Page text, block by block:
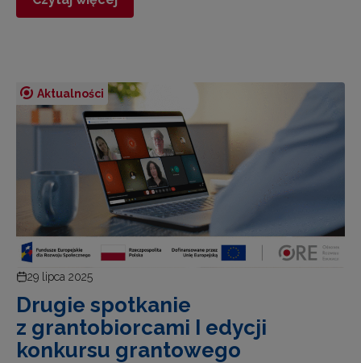
Aktualności
29 lipca 2025
Drugie spotkanie
z grantobiorcami I edycji
konkursu grantowego